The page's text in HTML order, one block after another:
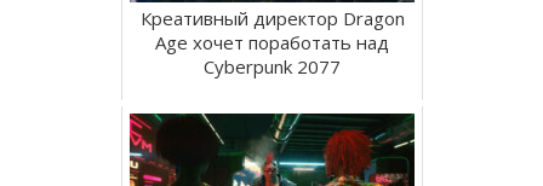
Креативный директор Dragon
Age хочет поработать над
Cyberpunk 2077